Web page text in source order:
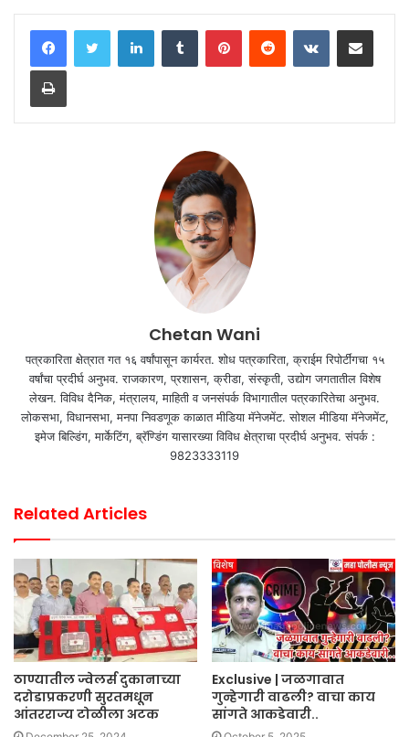
LinkedInTumblr PinterestReddit VKontakteShare via Email
Print
Chetan Wani
पत्रकारिता क्षेत्रात गत १६ वर्षांपासून कार्यरत. शोध पत्रकारिता, क्राईम रिपोर्टींगचा १५
वर्षांचा प्रदीर्घ अनुभव. राजकारण, प्रशासन, क्रीडा, संस्कृती, उद्योग जगतातील विशेष
लेखन. विविध दैनिक, मंत्रालय, माहिती व जनसंपर्क विभागातील पत्रकारितेचा अनुभव.
लोकसभा, विधानसभा, मनपा निवडणूक काळात मीडिया मॅनेजमेंट. सोशल मीडिया मॅनेजमेंट,
इमेज बिल्डिंग, मार्केटिंग, ब्रॅण्डिंग यासारख्या विविध क्षेत्राचा प्रदीर्घ अनुभव. संपर्क :
9823333119
Related Articles
ठाण्यातील ज्वेलर्स दुकानाच्या
दरोडाप्रकरणी सुरतमधून
आंतरराज्य टोळीला अटक
Exclusive | जळगावात
गुन्हेगारी वाढली? वाचा काय
सांगते आकडेवारी..